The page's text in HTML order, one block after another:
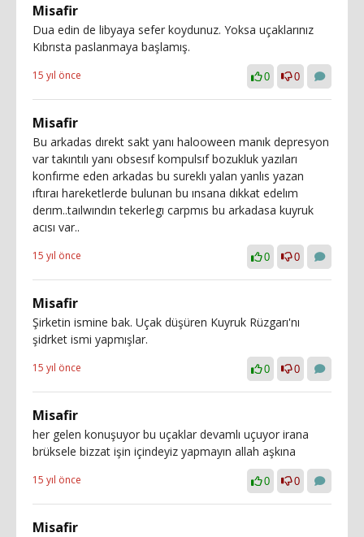
Misafir
Dua edin de libyaya sefer koydunuz. Yoksa uçaklarınız
Kıbrısta paslanmaya başlamış.
15 yıl önce 0 0
Misafir
Bu arkadas dırekt sakt yanı halooween manık depresyon
var takıntılı yanı obsesıf kompulsıf bozukluk yazıları
konfırme eden arkadas bu sureklı yalan yanlıs yazan
ıftıraı hareketlerde bulunan bu ınsana dıkkat edelım
derım..taılwındın tekerlegı carpmıs bu arkadasa kuyruk
acısı var..
15 yıl önce 0 0
Misafir
Şirketin ismine bak. Uçak düşüren Kuyruk Rüzgarı'nı
şidrket ismi yapmışlar.
15 yıl önce 0 0
Misafir
her gelen konuşuyor bu uçaklar devamlı uçuyor irana
brüksele bizzat işin içindeyiz yapmayın allah aşkına
15 yıl önce 0 0
Misafir